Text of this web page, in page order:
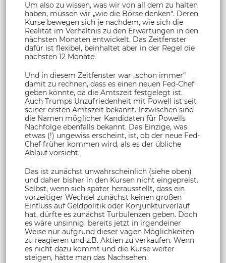
Um also zu wissen, was wir von all dem zu halten
haben, müssen wir „wie die Börse denken“. Deren
Kurse bewegen sich je nachdem, wie sich die
Realität im Verhältnis zu den Erwartungen in den
nächsten Monaten entwickelt. Das Zeitfenster
dafür ist flexibel, beinhaltet aber in der Regel die
nächsten 12 Monate.
Und in diesem Zeitfenster war „schon immer“
damit zu rechnen, dass es einen neuen Fed-Chef
geben könnte, da die Amtszeit festgelegt ist.
Auch Trumps Unzufriedenheit mit Powell ist seit
seiner ersten Amtszeit bekannt. Inzwischen sind
die Namen möglicher Kandidaten für Powells
Nachfolge ebenfalls bekannt. Das Einzige, was
etwas (!) ungewiss erscheint, ist, ob der neue Fed-
Chef früher kommen wird, als es der übliche
Ablauf vorsieht.
Das ist zunächst unwahrscheinlich (siehe oben)
und daher bisher in den Kursen nicht eingepreist.
Selbst, wenn sich später herausstellt, dass ein
vorzeitiger Wechsel zunächst keinen großen
Einfluss auf Geldpolitik oder Konjunkturverlauf
hat, dürfte es zunächst Turbulenzen geben. Doch
es wäre unsinnig, bereits jetzt in irgendeiner
Weise nur aufgrund dieser vagen Möglichkeiten
zu reagieren und z.B. Aktien zu verkaufen. Wenn
es nicht dazu kommt und die Kurse weiter
steigen, hätte man das Nachsehen.